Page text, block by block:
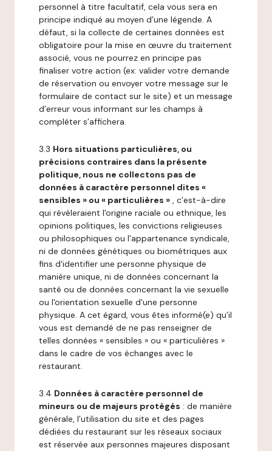
personnel à titre facultatif, cela vous sera en
principe indiqué au moyen d’une légende. A
défaut, si la collecte de certaines données est
obligatoire pour la mise en œuvre du traitement
associé, vous ne pourrez en principe pas
finaliser votre action (ex: valider votre demande
de réservation ou envoyer votre message sur le
formulaire de contact sur le site) et un message
d’erreur vous informant sur les champs à
compléter s’affichera.
3.3 Hors situations particulières, ou
précisions contraires dans la présente
politique, nous ne collectons pas de
données à caractère personnel dites «
sensibles » ou « particulières » , c’est-à-dire
qui révèleraient l'origine raciale ou ethnique, les
opinions politiques, les convictions religieuses
ou philosophiques ou l'appartenance syndicale,
ni de données génétiques ou biométriques aux
fins d'identifier une personne physique de
manière unique, ni de données concernant la
santé ou de données concernant la vie sexuelle
ou l'orientation sexuelle d'une personne
physique. A cet égard, vous êtes informé(e) qu’il
vous est demandé de ne pas renseigner de
telles données « sensibles » ou « particulières »
dans le cadre de vos échanges avec le
restaurant.
3.4 Données à caractère personnel de
mineurs ou de majeurs protégés : de manière
générale, l’utilisation du site et des pages
dédiées du restaurant sur les réseaux sociaux
est réservée aux personnes majeures disposant